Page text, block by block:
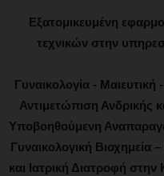
Εξατομικευμένη
τεχνικών στην
Γυναικολογία - Μαιευτική
Αντιμετώπιση Ανδρικής
Υποβοηθούμενη
Γυναικολογική Βιοχημεία
και Ιατρική Διατροφή